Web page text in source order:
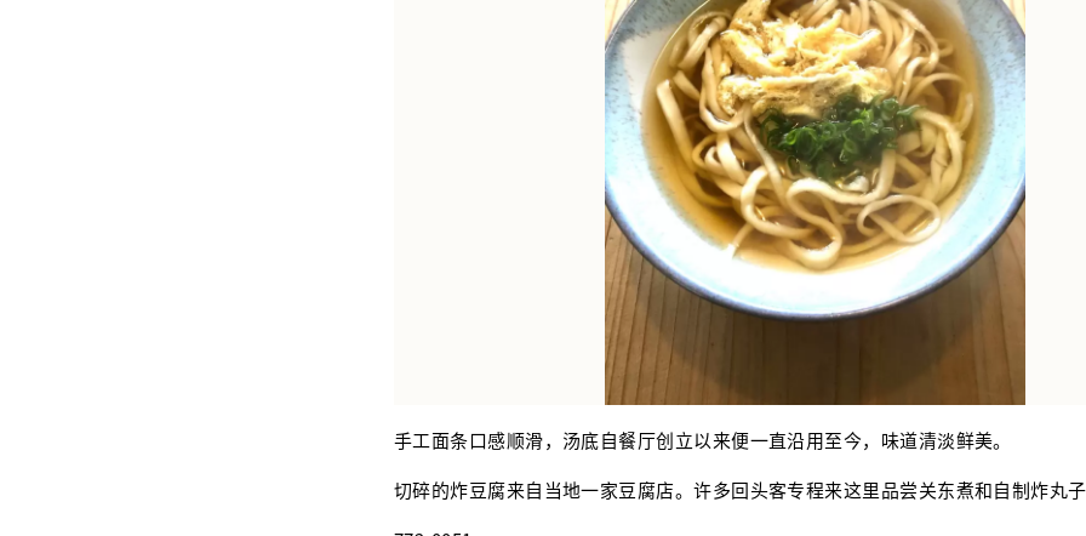
手工面条口感顺滑，汤底自餐厅创立以来便一直沿用至今，味道清淡鲜美。
切碎的炸豆腐来自当地一家豆腐店。许多回头客专程来这里品尝关东煮和自制炸丸